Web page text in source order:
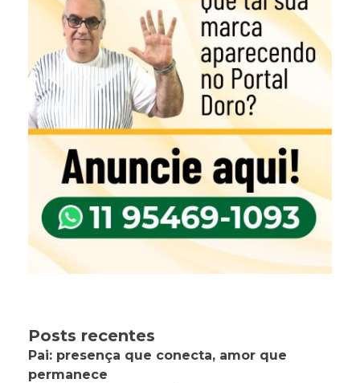
Posts recentes
Pai: presença que conecta, amor que
permanece